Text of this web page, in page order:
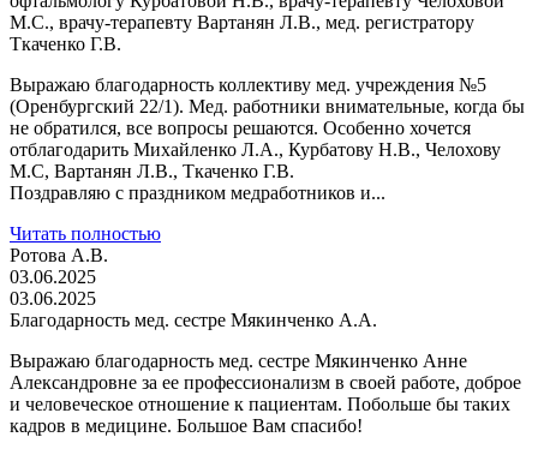
М.С., врачу-терапевту Вартанян Л.В., мед. регистратору
Ткаченко Г.В.
Выражаю благодарность коллективу мед. учреждения №5
(Оренбургский 22/1). Мед. работники внимательные, когда бы
не обратился, все вопросы решаются. Особенно хочется
отблагодарить Михайленко Л.А., Курбатову Н.В., Челохову
М.С, Вартанян Л.В., Ткаченко Г.В.
Поздравляю с праздником медработников и...
Читать полностью
Ротова А.В.
03.06.2025
03.06.2025
Благодарность мед. сестре Мякинченко А.А.
Выражаю благодарность мед. сестре Мякинченко Анне
Александровне за ее профессионализм в своей работе, доброе
и человеческое отношение к пациентам. Побольше бы таких
кадров в медицине. Большое Вам спасибо!